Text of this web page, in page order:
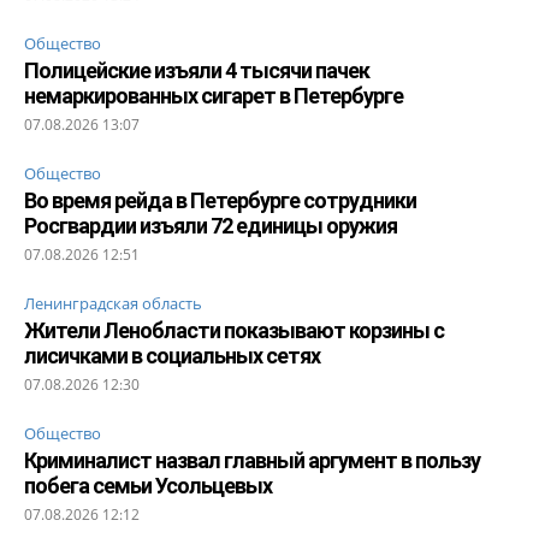
Общество
Полицейские изъяли 4 тысячи пачек
немаркированных сигарет в Петербурге
07.08.2026 13:07
Общество
Во время рейда в Петербурге сотрудники
Росгвардии изъяли 72 единицы оружия
07.08.2026 12:51
Ленинградская область
Жители Ленобласти показывают корзины с
лисичками в социальных сетях
07.08.2026 12:30
Общество
Криминалист назвал главный аргумент в пользу
побега семьи Усольцевых
07.08.2026 12:12